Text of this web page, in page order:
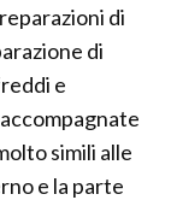
di
di
e
simili alle
e la parte